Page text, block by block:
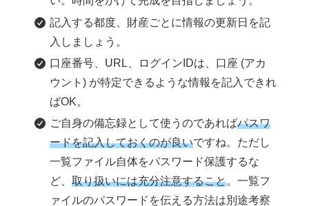
記入する都度、財産ごとに情報の更新日を記
入しましょう。
口座番号、URL、ログインIDは、口座 (アカ
ウント) が特定できるような情報を記入できれ
ばOK。
ご自身の備忘録として使うのであればパスワ
ードを記入しておくのが良いですね。ただし
一覧ファイル自体をパスワード保護するな
ど、取り扱いには充分注意すること。一覧フ
ァイルのパスワードを伝える方法は別途考察